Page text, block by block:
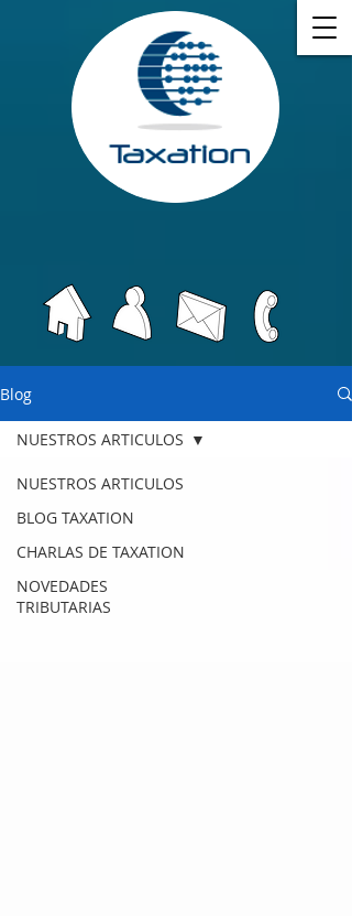
Blog
NUESTROS ARTICULOS
BLOG TAXATION
CHARLAS DE TAXATION
NOVEDADES
TRIBUTARIAS
NUESTROS ARTICULOS